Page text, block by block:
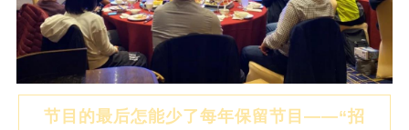
节目的最后怎能少了每年保留节目——“招